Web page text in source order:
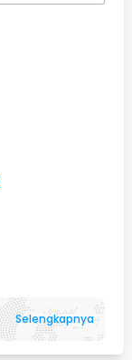
Selengkapnya